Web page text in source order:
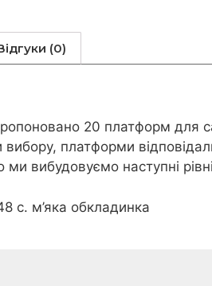
(0)
20 платформ для
платформи
ми вибудовуємо наступні
с. м’яка обкладинка